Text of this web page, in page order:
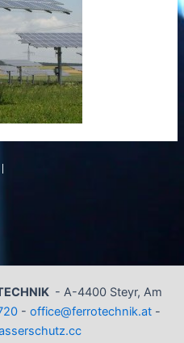
- A-4400 Steyr, Am
- office@ferrotechnik.at-